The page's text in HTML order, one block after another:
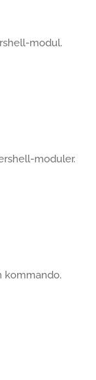
modul.
moduler.
kommando.